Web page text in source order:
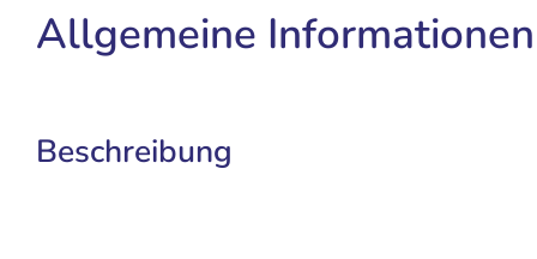
Allgemeine Informationen
Beschreibung